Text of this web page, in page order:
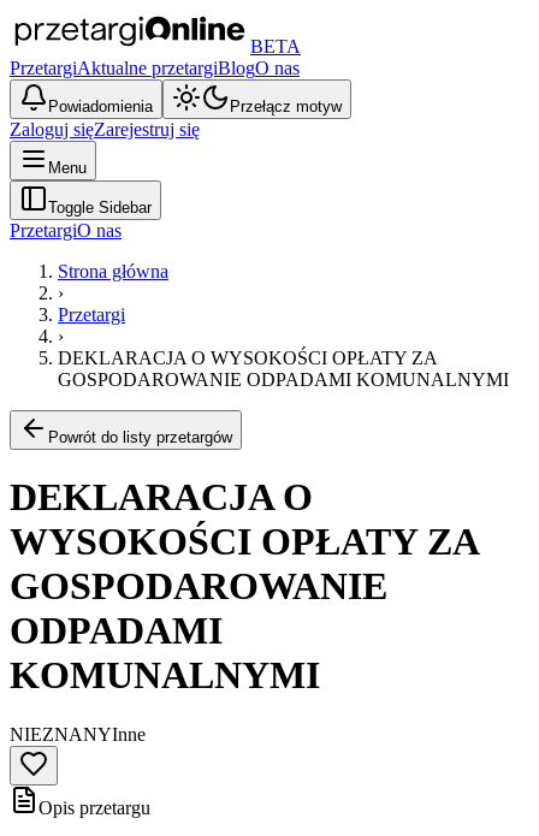
BETA
PrzetargiAktualne przetargiBlogO nas
Powiadomienia Przełącz motyw
Zaloguj sięZarejestruj się
Menu
Toggle Sidebar
PrzetargiO nas
Strona główna
›
Przetargi
›
DEKLARACJA O WYSOKOŚCI OPŁATY ZA
GOSPODAROWANIE ODPADAMI KOMUNALNYMI
Powrót do listy przetargów
DEKLARACJA O
WYSOKOŚCI OPŁATY ZA
GOSPODAROWANIE
ODPADAMI
KOMUNALNYMI
NIEZNANYInne
Opis przetargu